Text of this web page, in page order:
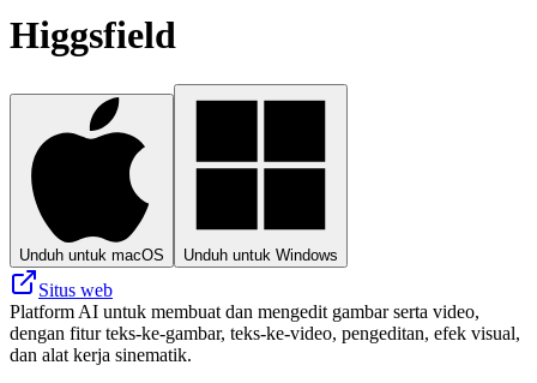
Higgsfield
Unduh untuk macOS Unduh untuk Windows
Situs web
Platform AI untuk membuat dan mengedit gambar serta video,
dengan fitur teks-ke-gambar, teks-ke-video, pengeditan, efek visual,
dan alat kerja sinematik.